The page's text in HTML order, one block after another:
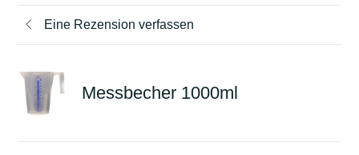
Eine Rezension verfassen
Messbecher 1000ml